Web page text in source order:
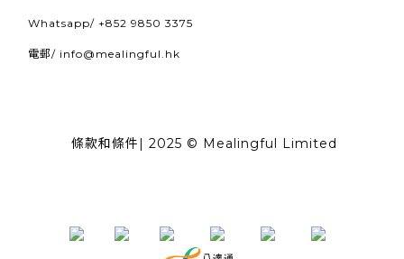
Whatsapp/ +852 9850 3375
電郵/ info@mealingful.hk
條款和條件| 2025 © Mealingful Limited